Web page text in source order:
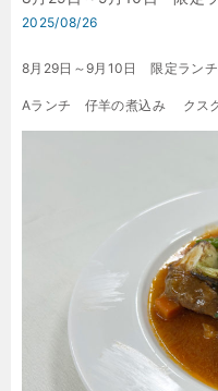
2025/08/26
8月29日～9月10日 限定ランチ
Aランチ 仔羊の煮込み ク